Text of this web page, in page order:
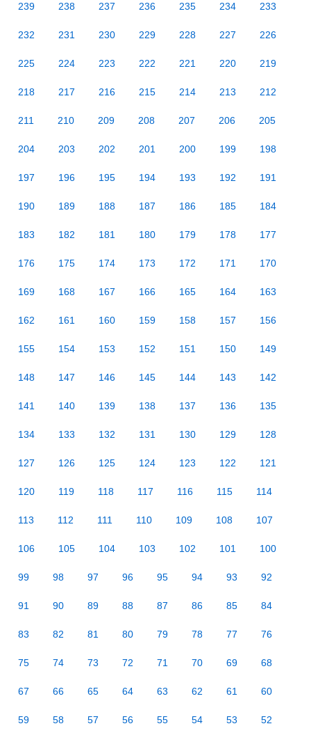
239 238 237 236 235 234 233
232 231 230 229 228 227 226
225 224 223 222 221 220 219
218 217 216 215 214 213 212
211 210 209 208 207 206 205
204 203 202 201 200 199 198
197 196 195 194 193 192 191
190 189 188 187 186 185 184
183 182 181 180 179 178 177
176 175 174 173 172 171 170
169 168 167 166 165 164 163
162 161 160 159 158 157 156
155 154 153 152 151 150 149
148 147 146 145 144 143 142
141 140 139 138 137 136 135
134 133 132 131 130 129 128
127 126 125 124 123 122 121
120 119 118 117 116 115 114
113 112 111 110 109 108 107
106 105 104 103 102 101 100
99 98 97 96 95 94 93 92
91 90 89 88 87 86 85 84
83 82 81 80 79 78 77 76
75 74 73 72 71 70 69 68
67 66 65 64 63 62 61 60
59 58 57 56 55 54 53 52